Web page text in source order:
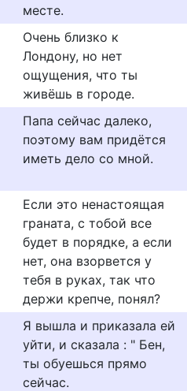
месте.
Очень близко к
Лондону, но нет
ощущения, что ты
живёшь в городе.
Папа сейчас далеко,
поэтому вам придётся
иметь дело со мной.
Если это ненастоящая
граната, с тобой все
будет в порядке, а если
нет, она взорвется у
тебя в руках, так что
держи крепче, понял?
Я вышла и приказала ей
уйти, и сказала : " Бен,
ты обуешься прямо
сейчас.